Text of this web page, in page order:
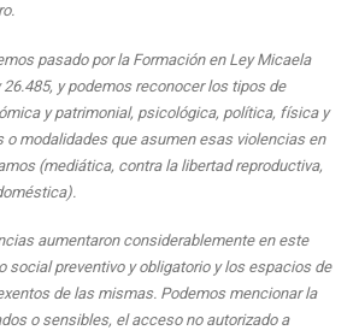
pasado por la Formación en Ley Micaela
y podemos reconocer los tipos de
y patrimonial, psicológica, política, física y
modalidades que asumen esas violencias en
(mediática, contra la libertad reproductiva,
aumentaron considerablemente en este
social preventivo y obligatorio y los espacios de
de las mismas. Podemos mencionar la
o sensibles, el acceso no autorizado a